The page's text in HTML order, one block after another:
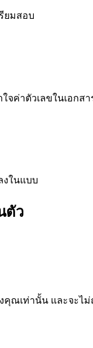
ยมสอบ
จค่าตัวเลขในเอกสา
งในแบบ
ตัว
คุณเท่านั้น และจะไ